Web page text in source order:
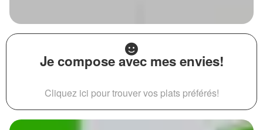
Je compose avec mes envies!
Cliquez ici pour trouver vos plats préférés!